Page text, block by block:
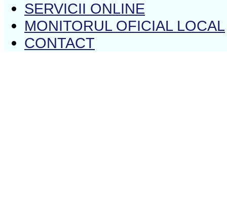
SERVICII ONLINE
MONITORUL OFICIAL LOCAL
CONTACT